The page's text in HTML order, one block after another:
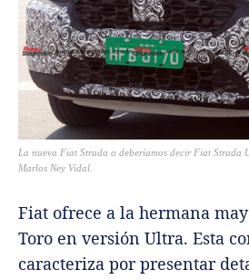
La nueva Fiat Strada o deberíamos decir Fiat Strada
Marlos Ney Vidal.
Fiat ofrece a la hermana
Toro en versión Ultra. Esta
caracteriza por presentar